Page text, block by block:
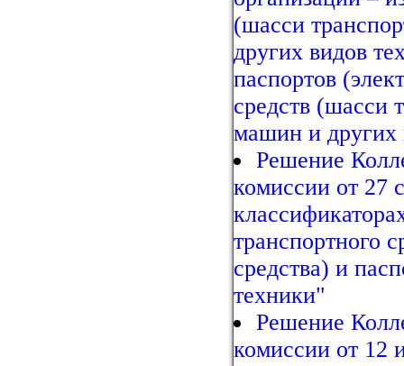
(шасси
других видов
паспортов
средств (шасси
машин и других
Решение
комиссии от 27
транспортного
средства) и
техники"
Решение
комиссии от 12